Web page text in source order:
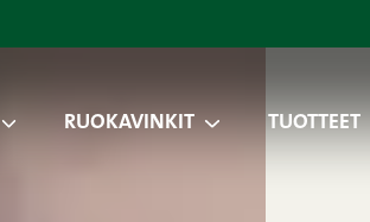
RUOKAVINKIT TUOTTEET